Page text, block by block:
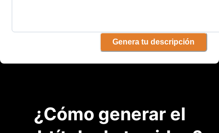
Genera tu descripción
¿Cómo generar el